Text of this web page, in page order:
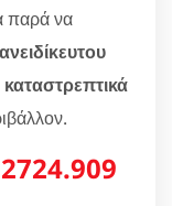
παρά να
καταστρεπτικά